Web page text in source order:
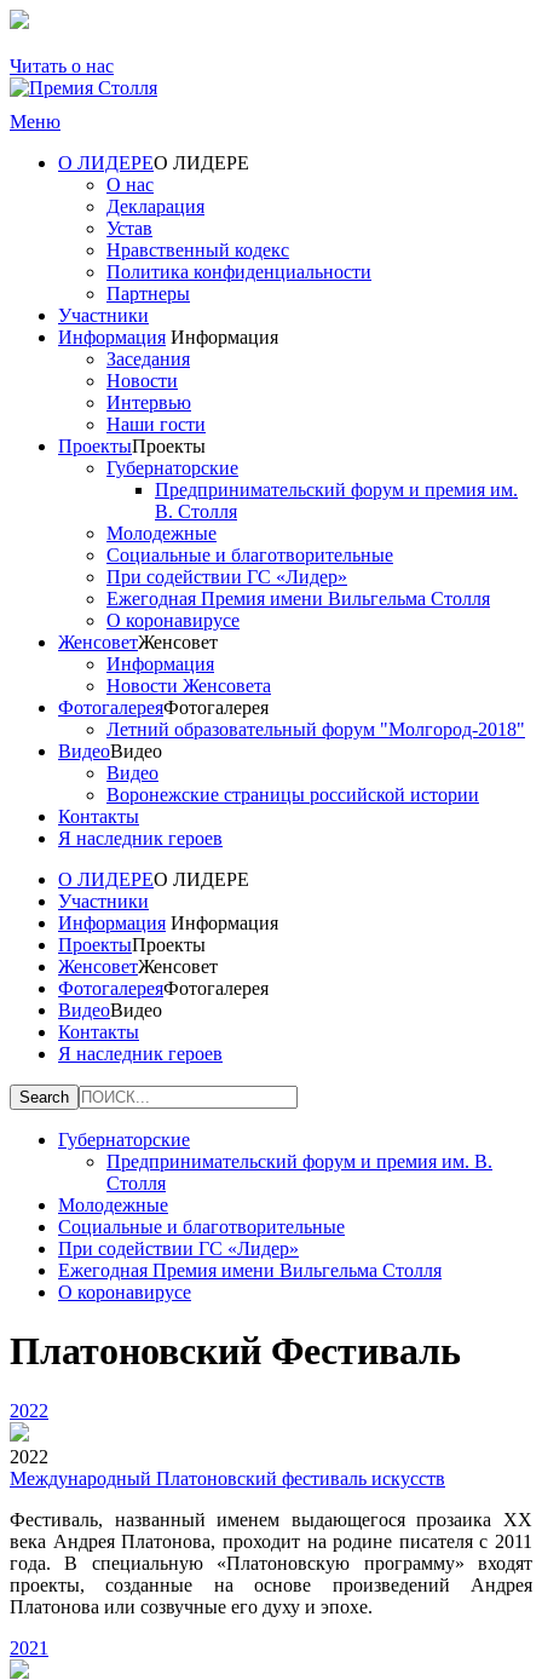
Читать о нас
Меню
О ЛИДЕРЕО ЛИДЕРЕ
О нас
Декларация
Устав
Нравственный кодекс
Политика конфиденциальности
Партнеры
Участники
Информация Информация
Заседания
Новости
Интервью
Наши гости
ПроектыПроекты
Губернаторские
Предпринимательский форум и премия им.
В. Столля
Молодежные
Социальные и благотворительные
При содействии ГС «Лидер»
Ежегодная Премия имени Вильгельма Столля
О коронавирусе
ЖенсоветЖенсовет
Информация
Новости Женсовета
ФотогалереяФотогалерея
Летний образовательный форум "Молгород-2018"
ВидеоВидео
Видео
Воронежские страницы российской истории
Контакты
Я наследник героев
О ЛИДЕРЕО ЛИДЕРЕ
Участники
Информация Информация
ПроектыПроекты
ЖенсоветЖенсовет
ФотогалереяФотогалерея
ВидеоВидео
Контакты
Я наследник героев
Губернаторские
Предпринимательский форум и премия им. В.
Столля
Молодежные
Социальные и благотворительные
При содействии ГС «Лидер»
Ежегодная Премия имени Вильгельма Столля
О коронавирусе
Платоновский Фестиваль
2022
2022
Международный Платоновский фестиваль искусств
Фестиваль, названный именем выдающегося прозаика XX
века Андрея Платонова, проходит на родине писателя с 2011
года. В специальную «Платоновскую программу» входят
проекты, созданные на основе произведений Андрея
Платонова или созвучные его духу и эпохе.
2021